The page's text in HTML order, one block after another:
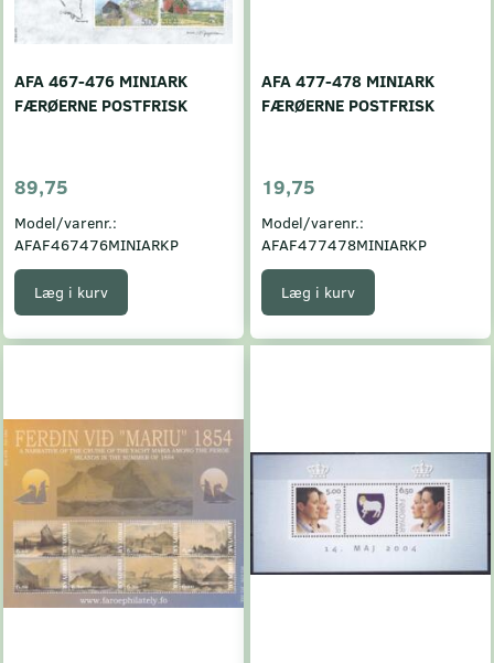
AFA 467-476 MINIARK
FÆRØERNE POSTFRISK
89,75
Model/varenr.:
AFAF467476MINIARKP
Læg i kurv
AFA 477-478 MINIARK
FÆRØERNE POSTFRISK
19,75
Model/varenr.:
AFAF477478MINIARKP
Læg i kurv